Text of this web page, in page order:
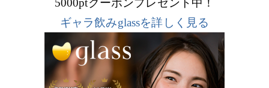
5000ptクーポンプレゼント中！
ギャラ飲みglassを詳しく見る